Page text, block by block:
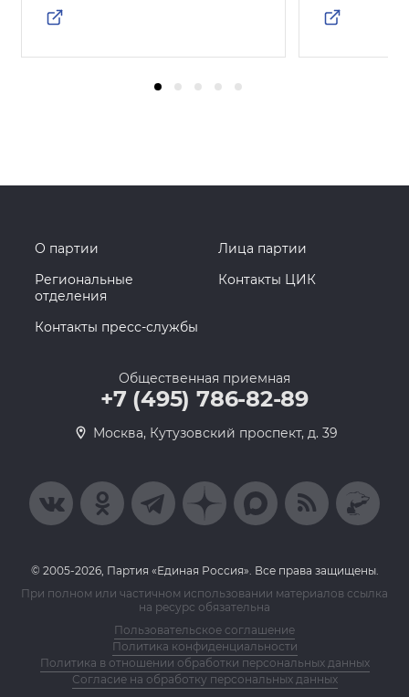
О партии
Лица партии
Региональные
отделения
Контакты ЦИК
Контакты пресс-службы
Общественная приемная
+7 (495) 786-82-89
Москва, Кутузовский проспект, д. 39
© 2005-2026, Партия «Единая Россия». Все права защищены.
При полном или частичном использовании материалов ссылка
на ресурс обязательна
Пользовательское соглашение
Политика конфиденциальности
Политика в отношении обработки персональных данных
Согласие на обработку персональных данных